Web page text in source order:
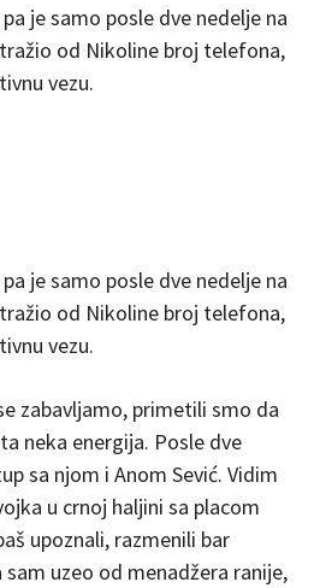
je samo posle dve nedelje na
od Nikoline broj telefona,
vezu.
je samo posle dve nedelje na
od Nikoline broj telefona,
vezu.
zabavljamo, primetili smo da
neka energija. Posle dve
sa njom i Anom Sević. Vidim
u crnoj haljini sa placom
upoznali, razmenili bar
uzeo od menadžera ranije,